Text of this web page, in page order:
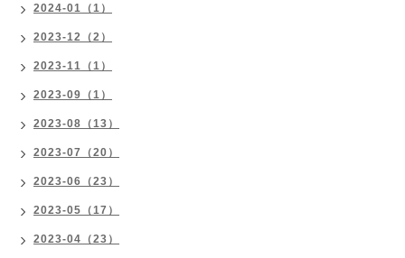
2024-01（1）
2023-12（2）
2023-11（1）
2023-09（1）
2023-08（13）
2023-07（20）
2023-06（23）
2023-05（17）
2023-04（23）